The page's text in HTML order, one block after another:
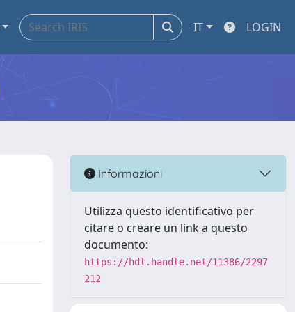
IT LOGIN
Informazioni
Utilizza questo identificativo per
citare o creare un link a questo
documento:
https://hdl.handle.net/11386/2297
212